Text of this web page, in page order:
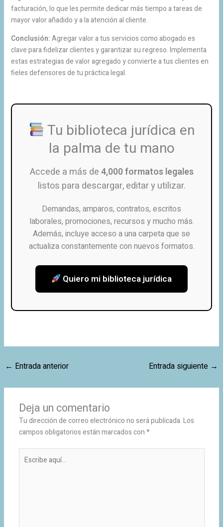
facturación, lo que les permite dedicar más tiempo a tareas de
mayor valor añadido y a la atención al cliente.
Conclusión:Agregar valor a tus servicios como abogado es
clave para fidelizar clientes y garantizar su regreso. Implementa
estas estrategias de valor agregado y convierte a tus clientes en
fieles defensores de tu práctica legal.
Tu biblioteca jurídica en
la palma de tu mano
Accede a más de4,000 formatos legales
listos para descargar, editar y utilizar.
Demandas, amparos, contratos, escritos
laborales, promociones, recursos y mucho más.
Además, incluye acceso a una carpeta que se
actualiza constantemente con nuevos formatos.
Quiero mi biblioteca jurídica
← Entrada anterior Entrada siguiente →
Deja un comentario
Tu dirección de correo electrónico no será publicada.Los
campos obligatorios están marcados con*
aquí...